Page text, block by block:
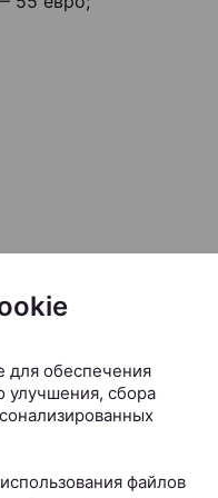
изменять даты
квиткам можно
для обеспечения
улучшения, сбора
файлов